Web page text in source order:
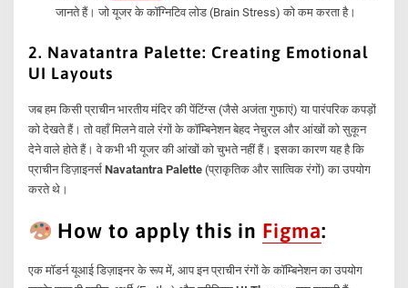
जानते हैं। जो यूजर के कॉग्निटिव लोड (Brain Stress) को कम करता है।
2. Navatantra Palette: Creating Emotional
UI Layouts
जब हम किसी प्राचीन भारतीय मंदिर की पेंटिंग्स (जैसे अजंता गुफाएं) या पारंपरिक कपड़ों
को देखते हैं। तो वहाँ मिलने वाले रंगों के कॉम्बिनेशन बेहद नेचुरल और आंखों को सुकून
देने वाले होते हैं। वे कभी भी यूजर की आंखों को चुभते नहीं हैं। इसका कारण यह है कि
प्राचीन डिज़ाइनर्सNavatantra Palette (प्राकृतिक और सात्विक रंगों) का उपयोग
करते थे।
How to apply this in Figma:
एक मॉडर्न यूआई डिज़ाइनर के रूप में, आप इन प्राचीन रंगों के कॉम्बिनेशन का उपयोग